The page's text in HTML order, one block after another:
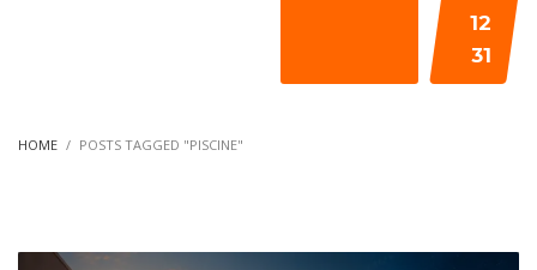
12
31
HOME POSTS TAGGED "PISCINE"